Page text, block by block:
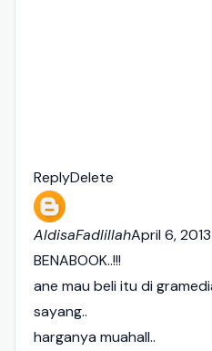
ReplyDelete
AldisaFadlillahApril 6,
BENABOOK..!!!
ane mau beli itu di
sayang..
harganya muahall..